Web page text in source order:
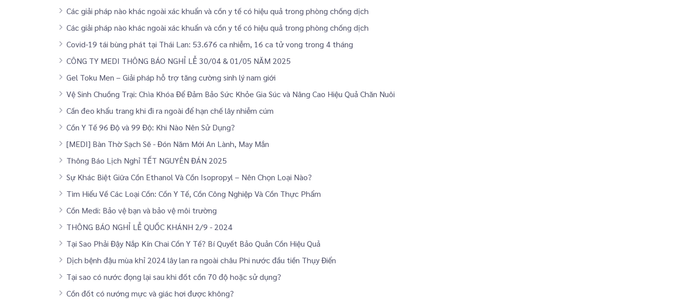
Các giải pháp nào khác ngoài xác khuẩn và cồn y tế có hiệu quả trong phòng chống dịch
Các giải pháp nào khác ngoài xác khuẩn và cồn y tế có hiệu quả trong phòng chống dịch
Covid-19 tái bùng phát tại Thái Lan: 53.676 ca nhiễm, 16 ca tử vong trong 4 tháng
CÔNG TY MEDI THÔNG BÁO NGHỈ LỄ 30/04 & 01/05 NĂM 2025
Gel Toku Men – Giải pháp hỗ trợ tăng cường sinh lý nam giới
Vệ Sinh Chuồng Trại: Chìa Khóa Để Đảm Bảo Sức Khỏe Gia Súc và Nâng Cao Hiệu Quả Chăn Nuôi
Cần đeo khẩu trang khi đi ra ngoài để hạn chế lây nhiễm cúm
Cồn Y Tế 96 Độ và 99 Độ: Khi Nào Nên Sử Dụng?
[MEDI] Bàn Thờ Sạch Sẽ - Đón Năm Mới An Lành, May Mắn
Thông Báo Lịch Nghỉ TẾT NGUYÊN ĐÁN 2025
Sự Khác Biệt Giữa Cồn Ethanol Và Cồn Isopropyl – Nên Chọn Loại Nào?
Tìm Hiểu Về Các Loại Cồn: Cồn Y Tế, Cồn Công Nghiệp Và Cồn Thực Phẩm
Cồn Medi: Bảo vệ bạn và bảo vệ môi trường
THÔNG BÁO NGHỈ LỄ QUỐC KHÁNH 2/9 - 2024
Tại Sao Phải Đậy Nắp Kín Chai Cồn Y Tế? Bí Quyết Bảo Quản Cồn Hiệu Quả
Dịch bệnh đậu mùa khỉ 2024 lây lan ra ngoài châu Phi nước đầu tiền Thụy Điển
Tại sao có nước đọng lại sau khi đốt cồn 70 độ hoặc sử dụng?
Cồn đốt có nướng mực và giác hơi được không?